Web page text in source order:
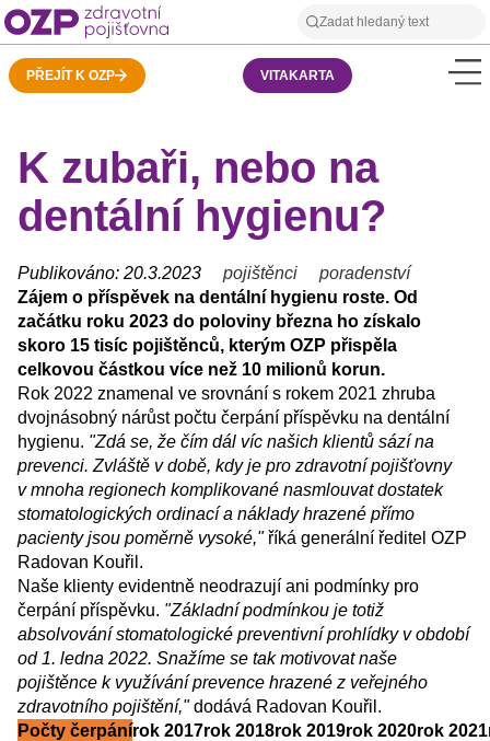
PŘEJÍT K OZP VITAKARTA
K zubaři, nebo na
dentální hygienu?
Publikováno: 20.3.2023 pojištěnci
poradenství
Zájem o příspěvek na dentální hygienu roste. Od
začátku roku 2023 do poloviny března ho získalo
skoro 15 tisíc pojištěnců, kterým OZP přispěla
celkovou částkou více než 10 milionů korun.
Rok 2022 znamenal ve srovnání s rokem 2021 zhruba
dvojnásobný nárůst počtu čerpání příspěvku na dentální
hygienu. "Zdá se, že čím dál víc našich klientů sází na
prevenci. Zvláště v době, kdy je pro zdravotní pojišťovny
v mnoha regionech komplikované nasmlouvat dostatek
stomatologických ordinací a náklady hrazené přímo
pacienty jsou poměrně vysoké,"říká generální ředitel OZP
Radovan Kouřil.
Naše klienty evidentně neodrazují ani podmínky pro
čerpání příspěvku. "Základní podmínkou je totiž
absolvování stomatologické preventivní prohlídky v období
od 1. ledna 2022. Snažíme se tak motivovat naše
pojištěnce k využívání prevence hrazené z veřejného
zdravotního pojištění,"dodává Radovan Kouřil.
Počty čerpánírok 2017rok 2018rok 2019rok 2020rok 2021